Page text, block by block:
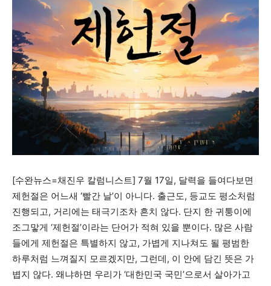
[수완뉴스=채진우 칼럼니스트] 7월 17일, 달력을 들여다보면
제헌절은 어느새 ‘빨간 날’이 아니다. 출근도, 등교도 평소처럼
진행되고, 거리에는 태극기조차 흔치 않다. 단지 한 귀퉁이에
조그맣게 ‘제헌절’이라는 단어가 적혀 있을 뿐이다. 많은 사람
들에게 제헌절은 특별하지 않고, 가볍게 지나쳐도 될 평범한
하루처럼 느껴질지 모르겠지만, 그런데, 이 안에 담긴 뜻은 가
볍지 않다. 왜냐하면 우리가 ‘대한민국 국민’으로서 살아가고